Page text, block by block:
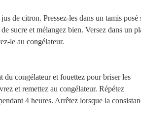
de citron. Pressez-les dans un tamis posé
sucre et mélangez bien. Versez dans un
le au congélateur.
du congélateur et fouettez pour briser les
et remettez au congélateur. Répétez
4 heures. Arrêtez lorsque la